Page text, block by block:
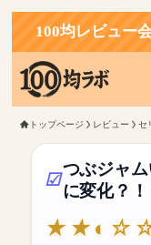
均レビュー会員募
トップページ レビュー セ
つぶジャ
に変化？！